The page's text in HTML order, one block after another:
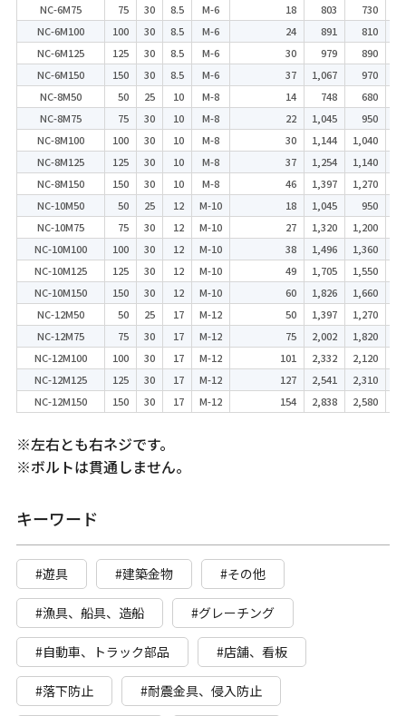
NC-6M75
75 30 8.5 M-6 18 803
730
NC-6M100
100 30 8.5 M-6 24 891
810
NC-6M125
125 30 8.5 M-6 30 979
890
NC-6M150
150 30 8.5 M-6 37 1,067
970
NC-8M50
50 25 10 M-8 14 748
680
NC-8M75
75 30 10 M-8 22 1,045
950
NC-8M100
100 30 10 M-8 30 1,144
1,040
NC-8M125
125 30 10 M-8 37 1,254
1,140
NC-8M150
150 30 10 M-8 46 1,397
1,270
NC-10M50
50 25 12 M-10 18 1,045
950
NC-10M75
75 30 12 M-10 27 1,320
1,200
NC-10M100
100 30 12 M-10 38 1,496
1,360
NC-10M125
125 30 12 M-10 49 1,705
1,550
NC-10M150
150 30 12 M-10 60 1,826
1,660
NC-12M50
50 25 17 M-12 50 1,397
1,270
NC-12M75
75 30 17 M-12 75 2,002
1,820
NC-12M100
100 30 17 M-12 101 2,332
2,120
NC-12M125
125 30 17 M-12 127 2,541
2,310
NC-12M150
150 30 17 M-12 154 2,838 2,580
※左右とも右ネジです。
※ボルトは貫通しません。
キーワード
#遊具 #建築金物 #その他
#漁具、船具、造船 #グレーチング
#自動車、トラック部品 #店舗、看板
#落下防止 #耐震金具、侵入防止